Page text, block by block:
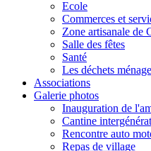
Ecole
Commerces et
Zone artisanale de
Salle des fêtes
Santé
Les déchets
Associations
Galerie photos
Inauguration de
Cantine
Rencontre auto
Repas de village